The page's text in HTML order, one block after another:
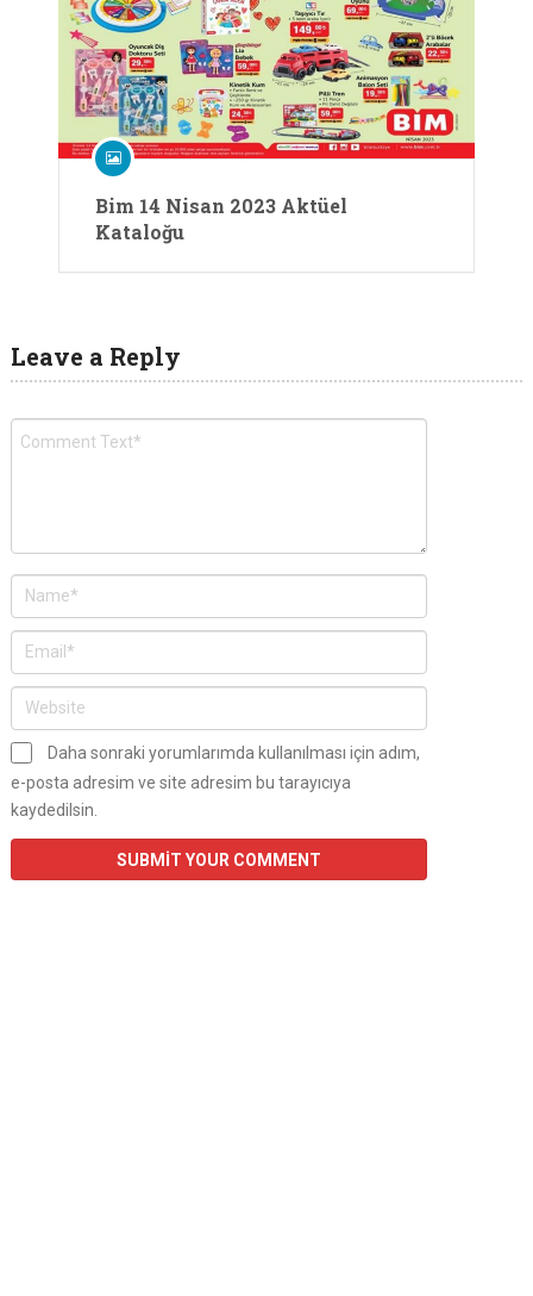
Bim 14 Nisan 2023 Aktüel
Kataloğu
Leave a Reply
Daha sonraki yorumlarımda kullanılması için adım,
e-posta adresim ve site adresim bu tarayıcıya
kaydedilsin.